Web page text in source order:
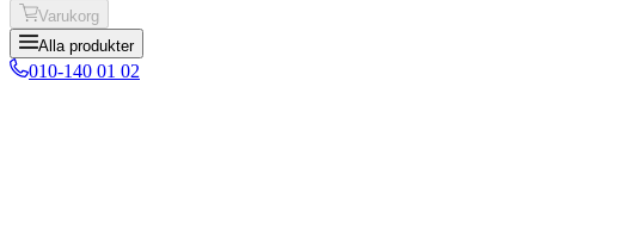
Varukorg
Alla produkter
010-140 01 02